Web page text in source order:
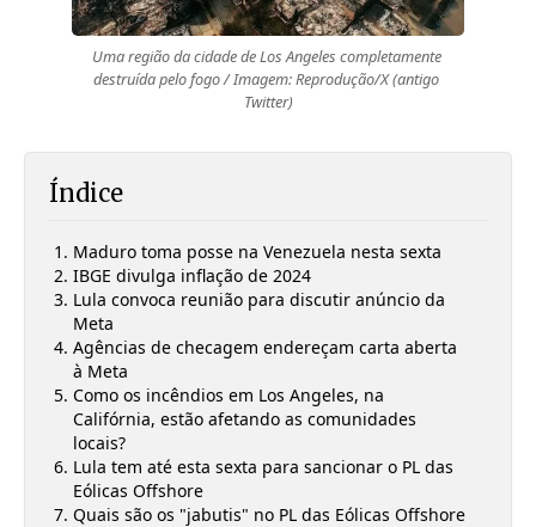
Uma região da cidade de Los Angeles completamente
destruída pelo fogo / Imagem: Reprodução/X (antigo
Twitter)
Índice
Maduro toma posse na Venezuela nesta sexta
IBGE divulga inflação de 2024
Lula convoca reunião para discutir anúncio da
Meta
Agências de checagem endereçam carta aberta
à Meta
Como os incêndios em Los Angeles, na
Califórnia, estão afetando as comunidades
locais?
Lula tem até esta sexta para sancionar o PL das
Eólicas Offshore
Quais são os "jabutis" no PL das Eólicas Offshore